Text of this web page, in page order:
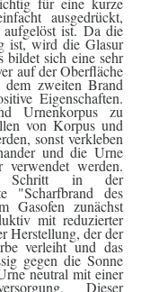
ausgedrückt,
aufgelöst ist. Da die
ist, wird die Glasur
bildet sich eine sehr
auf der Oberfläche
dem zweiten Brand
Eigenschaften.
Urnenkorpus zu
von Korpus und
sonst verkleben
und die Urne
werden.
Schritt in der
"Scharfbrand des
Gasofen zunächst
mit reduzierter
Herstellung, der der
verleiht und das
gegen die Sonne
neutral mit einer
Dieser